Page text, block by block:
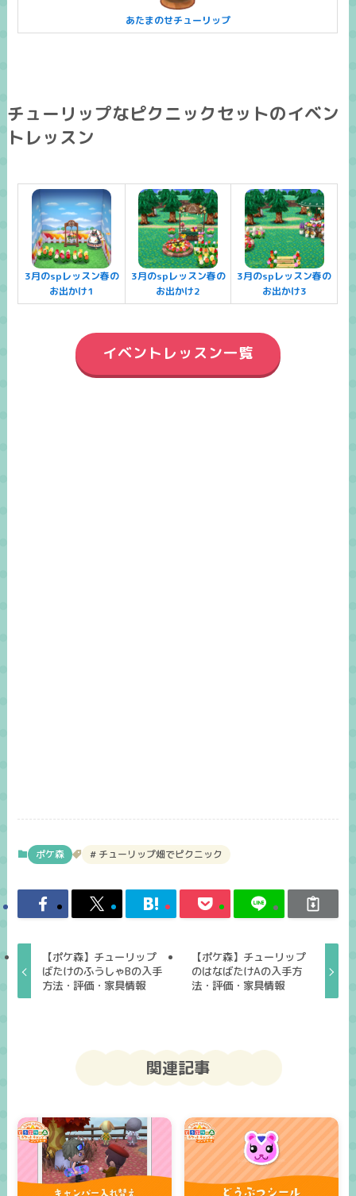
あたまのせチューリップ
チューリップなピクニックセットのイベン
トレッスン
3月のspレッスン春の
お出かけ1
3月のspレッスン春の
お出かけ2
3月のspレッスン春の
お出かけ3
イベントレッスン一覧
ポケ森 チューリップ畑でピクニック
【ポケ森】チューリップ
ばたけのふうしゃBの入手
方法・評価・家具情報
【ポケ森】チューリップ
のはなばたけAの入手方
法・評価・家具情報
関連記事